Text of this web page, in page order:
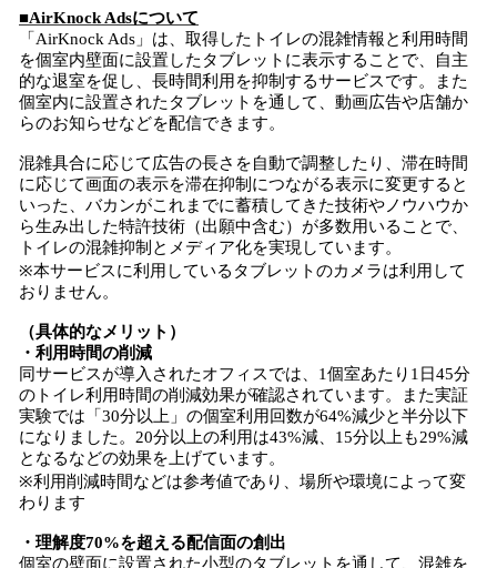
■AirKnock Adsについて
「AirKnock Ads」は、取得したトイレの混雑情報と利用時間
を個室内壁面に設置したタブレットに表示することで、自主
的な退室を促し、長時間利用を抑制するサービスです。また
個室内に設置されたタブレットを通して、動画広告や店舗か
らのお知らせなどを配信できます。
混雑具合に応じて広告の長さを自動で調整したり、滞在時間
に応じて画面の表示を滞在抑制につながる表示に変更すると
いった、バカンがこれまでに蓄積してきた技術やノウハウか
ら生み出した特許技術（出願中含む）が多数用いることで、
トイレの混雑抑制とメディア化を実現しています。
※本サービスに利用しているタブレットのカメラは利用して
おりません。
（具体的なメリット）
・利用時間の削減
同サービスが導入されたオフィスでは、1個室あたり1日45分
のトイレ利用時間の削減効果が確認されています。また実証
実験では「30分以上」の個室利用回数が64%減少と半分以下
になりました。20分以上の利用は43%減、15分以上も29%減
となるなどの効果を上げています。
※利用削減時間などは参考値であり、場所や環境によって変
わります
・理解度70%を超える配信面の創出
個室の壁面に設置された小型のタブレットを通して、混雑を